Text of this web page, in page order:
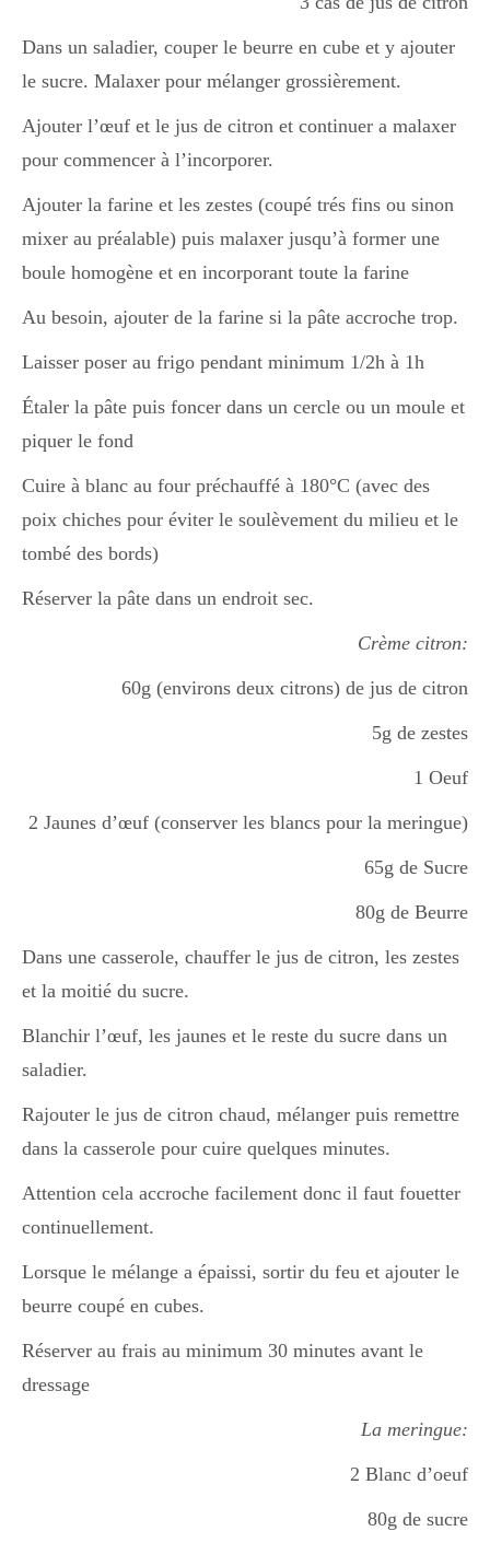
Dans un saladier, couper le beurre en cube et y ajouter
le sucre. Malaxer pour mélanger grossièrement.
Ajouter l’œuf et le jus de citron et continuer a malaxer
pour commencer à l’incorporer.
Ajouter la farine et les zestes (coupé trés fins ou sinon
mixer au préalable) puis malaxer jusqu’à former une
boule homogène et en incorporant toute la farine
Au besoin, ajouter de la farine si la pâte accroche trop.
Laisser poser au frigo pendant minimum 1/2h à 1h
Étaler la pâte puis foncer dans un cercle ou un moule et
piquer le fond
Cuire à blanc au four préchauffé à 180°C (avec des
poix chiches pour éviter le soulèvement du milieu et le
tombé des bords)
Réserver la pâte dans un endroit sec.
Crème citron:
60g (environs deux citrons) de jus de citron
5g de zestes
1 Oeuf
2 Jaunes d’œuf (conserver les blancs pour la meringue)
65g de Sucre
80g de Beurre
Dans une casserole, chauffer le jus de citron, les zestes
et la moitié du sucre.
Blanchir l’œuf, les jaunes et le reste du sucre dans un
saladier.
Rajouter le jus de citron chaud, mélanger puis remettre
dans la casserole pour cuire quelques minutes.
Attention cela accroche facilement donc il faut fouetter
continuellement.
Lorsque le mélange a épaissi, sortir du feu et ajouter le
beurre coupé en cubes.
Réserver au frais au minimum 30 minutes avant le
dressage
La meringue:
2 Blanc d’oeuf
80g de sucre